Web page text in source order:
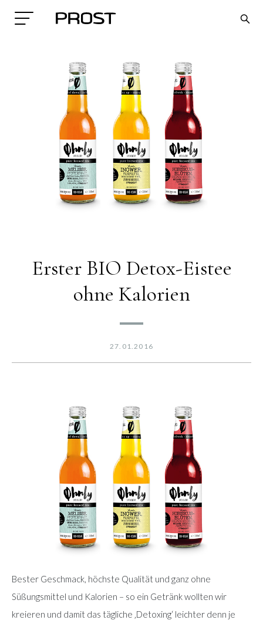
Erster BIO Detox-Eistee
ohne Kalorien
27.01.2016
Bester Geschmack, höchste Qualität und ganz ohne
Süßungsmittel und Kalorien – so ein Getränk wollten wir
kreieren und damit das tägliche ‚Detoxing‘ leichter denn je